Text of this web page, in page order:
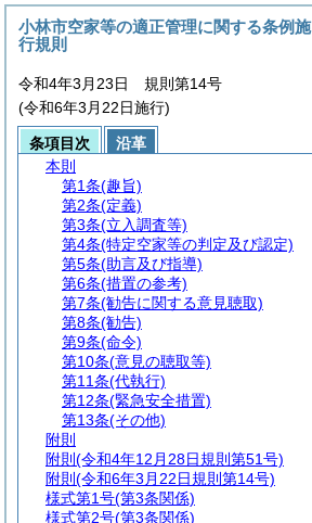
小林市空家等の適正管理に関する条例施
行規則
令和4年3月23日 規則第14号
(令和6年3月22日施行)
条項目次
沿革
本則
第1条(趣旨)
第2条(定義)
第3条(立入調査等)
第4条(特定空家等の判定及び認定)
第5条(助言及び指導)
第6条(措置の参考)
第7条(勧告に関する意見聴取)
第8条(勧告)
第9条(命令)
第10条(意見の聴取等)
第11条(代執行)
第12条(緊急安全措置)
第13条(その他)
附則
附則 (令和4年12月28日規則第51号)
附則 (令和6年3月22日規則第14号)
様式第1号(第3条関係)
様式第2号(第3条関係)